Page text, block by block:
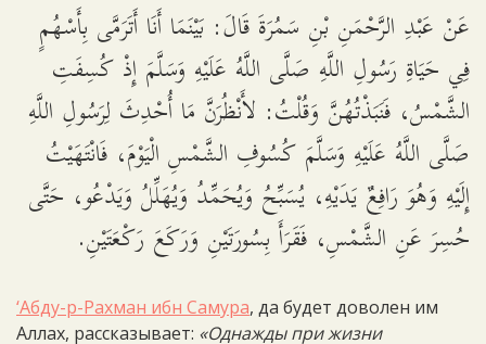
عَنْ عَبْدِ الرَّحْمَنِ بْنِ سَمُرَةَ قَالَ: بَيْنَمَا أَنَا أَتَرَمَّى بِأَسْهُمٍ
فِي حَيَاةِ رَسُولِ اللَّهِ صَلَّى اللَّهُ عَلَيْهِ وَسَلَّمَ إِذْ كُسِفَتِ
الشَّمْسُ، فَنَبَذْتُهُنَّ وَقُلْتُ: لأَنْظُرَنَّ مَا أُحْدِثَ لِرَسُولِ اللَّهِ
صَلَّى اللَّهُ عَلَيْهِ وَسَلَّمَ كُسُوفِ الشَّمْسِ الْيَوْمَ، فَانْتَهَيْتُ
إِلَيْهِ وَهُوَ رَافِعٌ يَدَيْهِ، يُسَبِّحُ وَيُحَمِّدُ وَيُهَلِّلُ وَيَدْعُو، حَتَّى
حُسِرَ عَنِ الشَّمْسِ، فَقَرَأَ بِسُورَتَيْنِ وَرَكَعَ رَكْعَتَيْنِ.
‘Абду-р-Рахман ибн Самура, да будет доволен им
Аллах, рассказывает: «Однажды при жизни